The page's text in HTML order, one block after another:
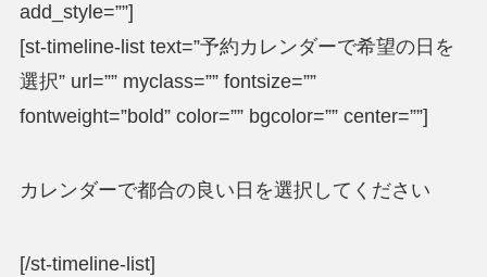
add_style=””]
[st-timeline-list text=”予約カレンダーで希望の日を
選択” url=”” myclass=”” fontsize=””
fontweight=”bold” color=”” bgcolor=”” center=””]
カレンダーで都合の良い日を選択してください
[/st-timeline-list]